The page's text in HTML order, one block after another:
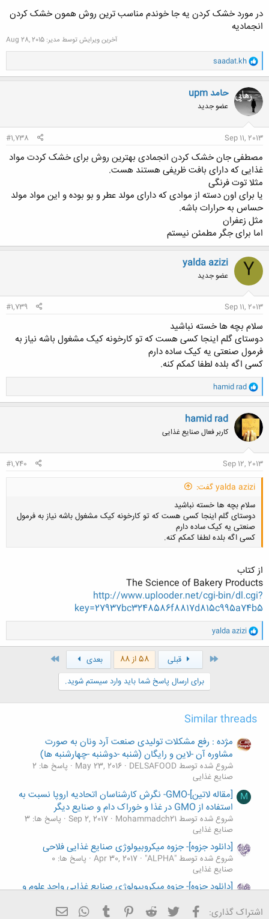
در مورد خشک کردن یه جا خوندم مناسب ترین روش همون خشک کردن
انجمادیه
آخرین ویرایش توسط مدیر: Aug 28, 2015
و
ا
ک
ن
ش
ه
ا
saadat.kh
حامد upm
عضو جدید
Sep 11, 2013
#1,738
مصطفی جان خشک کردن انجمادی بهترین روش برای خشک کردت مواد
غذایی که دارای بافت ظریفی هستند هست.
مثلا توت فرنگی
یا برای اون دسته از موادی که دارای مولد عطر و بو بوده و این مواد مولد
حساس به حرارات باشه.
مثل زعفران
اما برای جگر مطمئن نیستم
Y
yalda azizi
عضو جدید
Sep 11, 2013
#1,739
سلام بچه ها خسته نباشید
دوستای گلم اینجا کسی هست که تو کارخونه کیک مشغول باشه نیاز به
فرمول صنعتی یه کیک ساده دارم
کسی اگه بلده لطفا کمکم کنه.
و
ا
ک
ن
ش
ه
ا
hamid rad
hamid rad
کاربر فعال صنایع غذایی
Sep 12, 2013
#1,740
yalda azizi گفت:
سلام بچه ها خسته نباشید
دوستای گلم اینجا کسی هست که تو کارخونه کیک مشغول باشه نیاز به فرمول
صنعتی یه کیک ساده دارم
کسی اگه بلده لطفا کمکم کنه.
کلیک کنید تا باز شود...
از کتاب
The Science of Bakery Products
http://www.uplooder.net/cgi-bin/dl.cgi?
key=27937bc3248586f8817d815c995a74b5
و
ا
ک
yalda azizi
قبلی 58 از 88 بعدی
برای ارسال پاسخ شما باید وارد سیستم شوید.
Similar threads
مژده : رفع مشکلات تولیدی صنعت آرد ونان به صورت
مشاوره آن -لاین و رایگان (شنبه -دوشنبه -چهارشنبه ها)
شروع شده توسط DELSAFOOD May 23, 2016
پاسخ ها: 2
صنایع غذایی
M
[مقاله لاتین]-GMO- نگرش کارشناسان اتحادیه اروپا نسبت به
استفاده از GMO در غذا و خوراک دام و صنایع دیگر
شروع شده توسط Mohammadch21 Sep 2, 2017 پاسخ ها: 3
صنایع غذایی
[دانلود جزوه]- جزوه میکروبیولوژی صنایع غذایی فلاحی
شروع شده توسط "ALPHA" Apr 30, 2017 پاسخ ها: 0
صنایع غذایی
[دانلود جزوه]- جزوه میکروبیولوژی صنایع غذایی واحد علوم و
شروع شده توسط "ALPHA" Apr 30, 2017
پاسخ ها: 0
اشتراک گذاری: فیسبوک تویتر Reddit
Pinterest
Tumblr
WhatsApp